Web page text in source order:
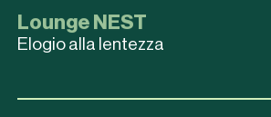
Lounge NEST
Elogio alla lentezza